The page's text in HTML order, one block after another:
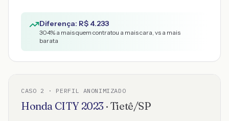
Diferença: R$ 4.233
304% a mais quem contratou a mais cara, vs a mais
barata
CASO 2 · PERFIL ANONIMIZADO
Honda CITY 2023 · Tietê/SP